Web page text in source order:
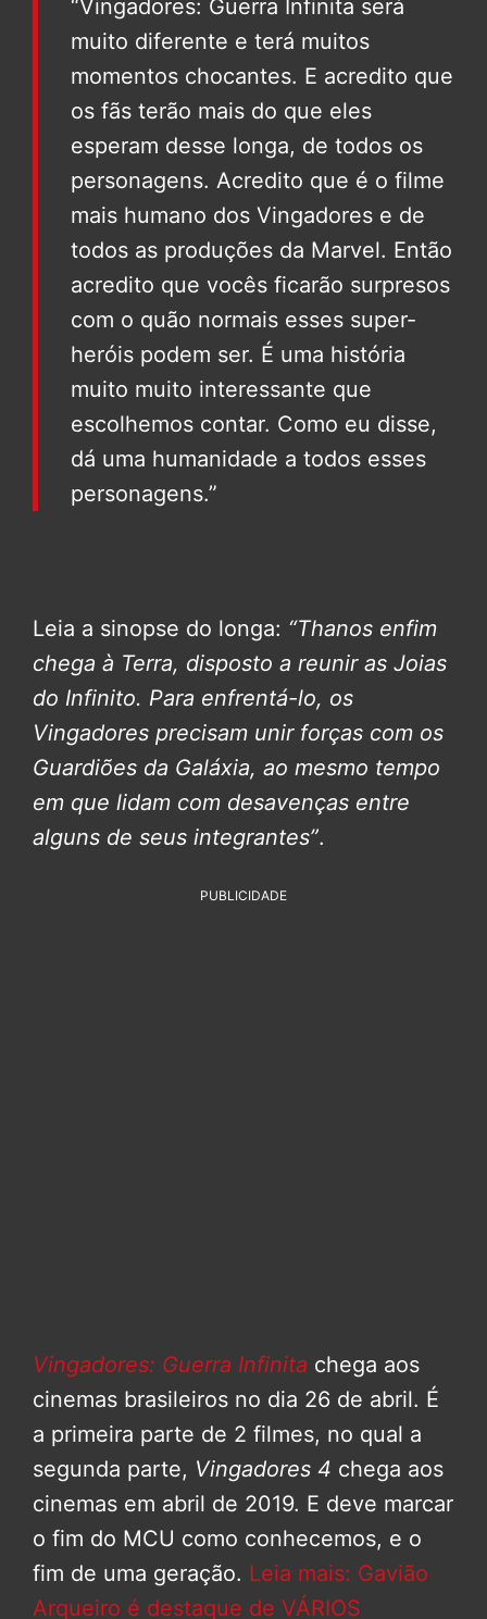
“Vingadores: Guerra Infinita será
muito diferente e terá muitos
momentos chocantes. E acredito que
os fãs terão mais do que eles
esperam desse longa, de todos os
personagens. Acredito que é o filme
mais humano dos Vingadores e de
todos as produções da Marvel. Então
acredito que vocês ficarão surpresos
com o quão normais esses super-
heróis podem ser. É uma história
muito muito interessante que
escolhemos contar. Como eu disse,
dá uma humanidade a todos esses
personagens.”
Leia a sinopse do longa: “Thanos enfim
chega à Terra, disposto a reunir as Joias
do Infinito. Para enfrentá-lo, os
Vingadores precisam unir forças com os
Guardiões da Galáxia, ao mesmo tempo
em que lidam com desavenças entre
alguns de seus integrantes”.
PUBLICIDADE
Vingadores: Guerra Infinita chega aos
cinemas brasileiros no dia 26 de abril. É
a primeira parte de 2 filmes, no qual a
segunda parte, Vingadores 4 chega aos
cinemas em abril de 2019. E deve marcar
o fim do MCU como conhecemos, e o
fim de uma geração. Leia mais: Gavião
Arqueiro é destaque de VÁRIOS